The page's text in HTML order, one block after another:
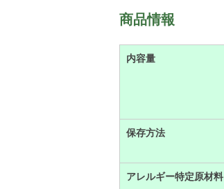
商品情報
内容量
保存方法
アレルギー特定原材料